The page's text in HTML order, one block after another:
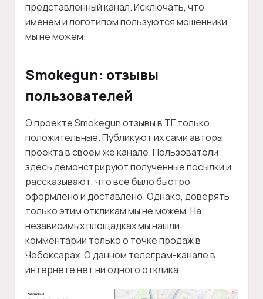
представленный канал. Исключать, что
именем и логотипом пользуются мошенники,
мы не можем.
Smokegun: отзывы
пользователей
О проекте Smokegun отзывы в ТГ только
положительные. Публикуют их сами авторы
проекта в своем же канале. Пользователи
здесь демонстрируют полученные посылки и
рассказывают, что все было быстро
оформлено и доставлено. Однако, доверять
только этим откликам мы не можем. На
независимых площадках мы нашли
комментарии только о точке продаж в
Чебоксарах. О данном телеграм-канале в
интернете нет ни одного отклика.